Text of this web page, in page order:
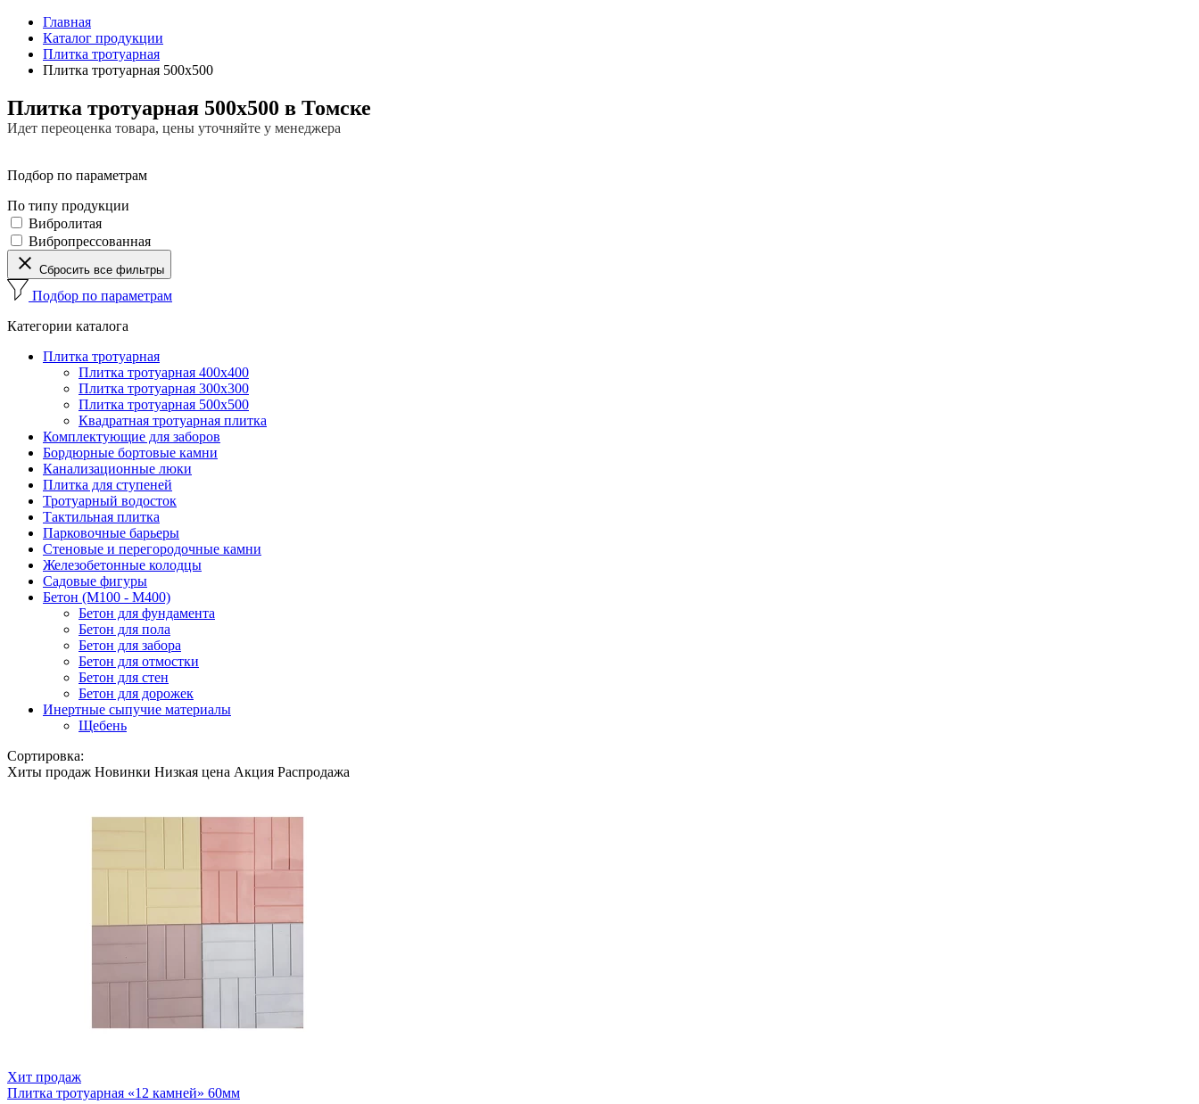
Главная
Каталог продукции
Плитка тротуарная
Плитка тротуарная 500x500
Плитка тротуарная 500x500 в Томске
Идет переоценка товара, цены уточняйте у менеджера
Подбор по параметрам
По типу продукции
Вибролитая
Вибропрессованная
Сбросить все фильтры
Подбор по параметрам
Категории каталога
Плитка тротуарная
Плитка тротуарная 400x400
Плитка тротуарная 300x300
Плитка тротуарная 500x500
Квадратная тротуарная плитка
Комплектующие для заборов
Бордюрные бортовые камни
Канализационные люки
Плитка для ступеней
Тротуарный водосток
Тактильная плитка
Парковочные барьеры
Стеновые и перегородочные камни
Железобетонные колодцы
Садовые фигуры
Бетон (М100 - М400)
Бетон для фундамента
Бетон для пола
Бетон для забора
Бетон для отмостки
Бетон для стен
Бетон для дорожек
Инертные сыпучие материалы
Щебень
Сортировка:
Хиты продаж Новинки Низкая цена Акция Распродажа
Хит продаж
Плитка тротуарная «12 камней» 60мм